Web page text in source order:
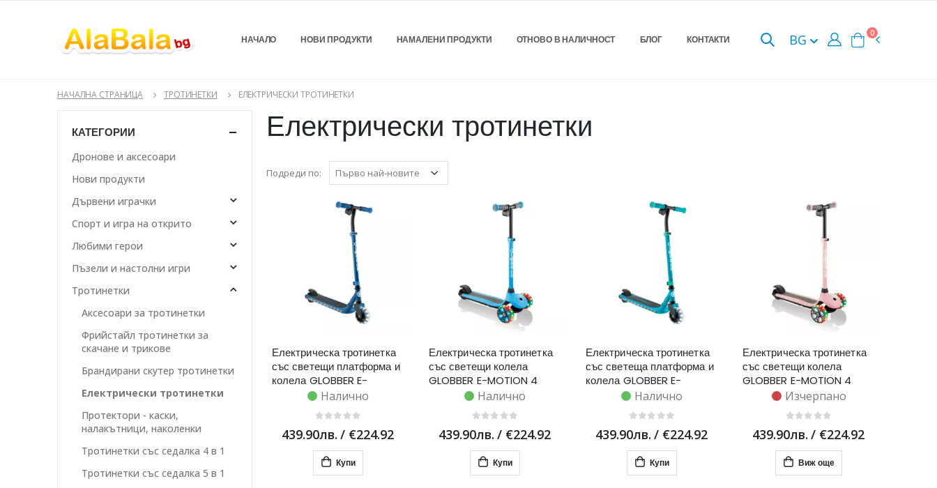
НАЧАЛО НОВИ ПРОДУКТИ НАМАЛЕНИ ПРОДУКТИ ОТНОВО В НАЛИЧНОСТ БЛОГ КОНТАКТИ BG 0
НАЧАЛНА СТРАНИЦА ТРОТИНЕТКИ ЕЛЕКТРИЧЕСКИ ТРОТИНЕТКИ
Електрически тротинетки
Подреди по:
Електрическа тротинетка
със светещи платформа и
колела GLOBBER E-
MOTION 6 - синя
Налично
439.90лв. / €224.92
Купи
Електрическа тротинетка
със светещи колела
GLOBBER E-MOTION 4
PLUS за деца над 6 години
Налично
439.90лв. / €224.92
Купи
Електрическа тротинетка
със светеща платформа и
колела GLOBBER E-
MOTION 6 - изумрудено
Налично
439.90лв. / €224.92
Купи
Електрическа тротинетка
със светещи колела
GLOBBER E-MOTION 4
PLUS за деца над 6 години
- пастелно розова
Изчерпано
439.90лв. / €224.92
Виж още
КАТЕГОРИИ
Дронове и аксесоари
Нови продукти
Дървени играчки
Спорт и игра на открито
Любими герои
Пъзели и настолни игри
Тротинетки
Аксесоари за тротинетки
Фрийстайл тротинетки за
скачане и трикове
Брандирани скутер тротинетки
Електрически тротинетки
Протектори - каски,
налакътници, наколенки
Тротинетки със седалка 4 в 1
Тротинетки със седалка 5 в 1